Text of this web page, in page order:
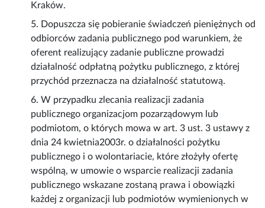
Kraków.
5. Dopuszcza się pobieranie świadczeń pieniężnych od
odbiorców zadania publicznego pod warunkiem, że
oferent realizujący zadanie publiczne prowadzi
działalność odpłatną pożytku publicznego, z której
przychód przeznacza na działalność statutową.
6. W przypadku zlecania realizacji zadania
publicznego organizacjom pozarządowym lub
podmiotom, o których mowa w art. 3 ust. 3 ustawy z
dnia 24 kwietnia2003r. o działalności pożytku
publicznego i o wolontariacie, które złożyły ofertę
wspólną, w umowie o wsparcie realizacji zadania
publicznego wskazane zostaną prawa i obowiązki
każdej z organizacji lub podmiotów wymienionych w